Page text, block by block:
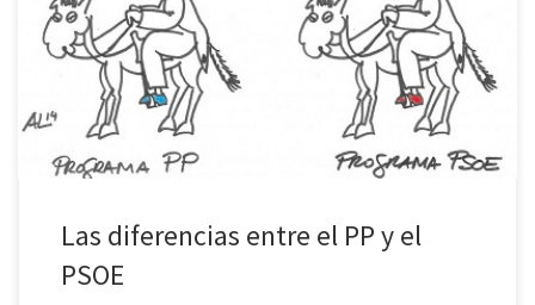
programas del PP y del PSOE. Prestad atención a los detalles y,
ante la duda, consultad este delicioso artículo del maestro Isaac
Rosa.
Las diferencias entre el PP y el
PSOE